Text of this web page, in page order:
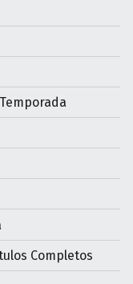
Completos